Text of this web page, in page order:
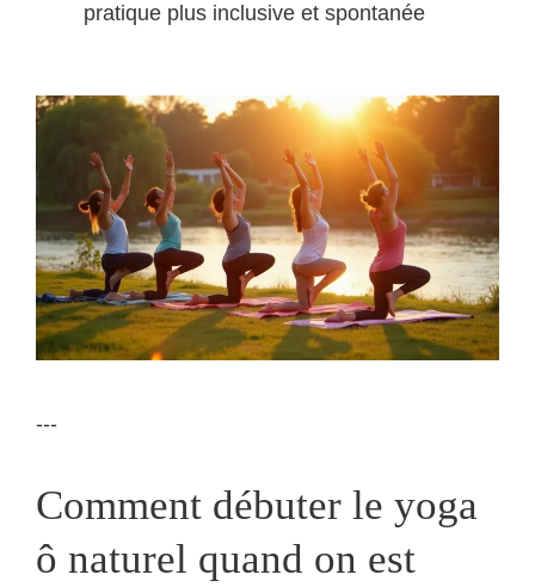
pratique plus inclusive et spontanée
---
Comment débuter le yoga
ô naturel quand on est